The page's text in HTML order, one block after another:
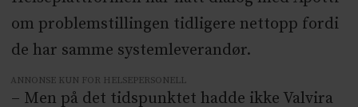
om problemstillingen tidligere nettopp fordi
de har samme systemleverandør.
ANNONSE KUN FOR HELSEPERSONELL
– Men på det tidspunktet hadde ikke Valvira